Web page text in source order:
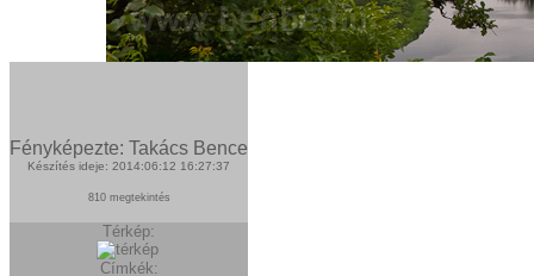
Fényképezte: Takács Bence
Készítés ideje: 2014:06:12 16:27:37
810 megtekintés
Térkép:
Címkék: